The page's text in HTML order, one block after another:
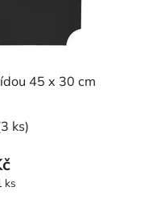
45 x 30 cm
ks)
ks